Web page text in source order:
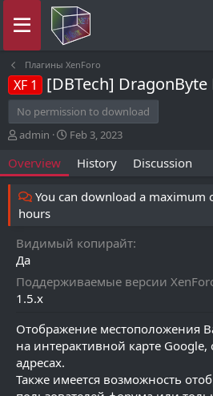
Плагины XenForo
XF 1 [DBTech]
No permission to download
A
t
h
o
r
admin
C
t
d
t
Feb 3, 2023
Overview History Discussion
You can download a maximum
hours
Видимый копирайт
Да
Поддерживаемые версии
1.5.x
Отображение местоположения
на интерактивной карте
адресах.
Также имеется возможность